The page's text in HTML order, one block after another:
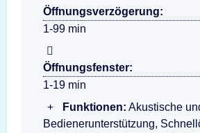
Öffnungsverzögerung:
1-99 min
Öffnungsfenster:
1-19 min
Funktionen: Akustische
Bedienerunterstützung,